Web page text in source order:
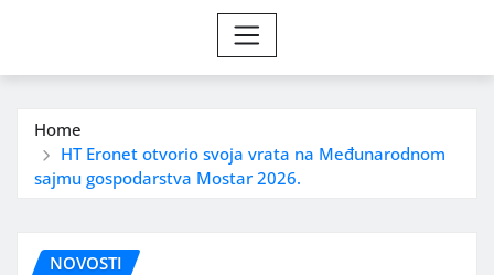
Home
HT Eronet otvorio svoja vrata na Međunarodnom
sajmu gospodarstva Mostar 2026.
NOVOSTI